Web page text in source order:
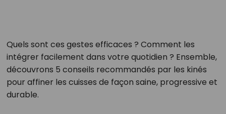
Quels sont ces gestes efficaces ? Comment les
intégrer facilement dans votre quotidien ? Ensemble,
découvrons 5 conseils recommandés par les kinés
pour affiner les cuisses de façon saine, progressive et
durable.